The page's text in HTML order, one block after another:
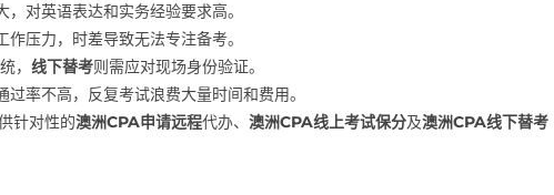
对英语表达和实务经验要求高。
压力，时差导致无法专注备考。
， 线下替考则需应对现场身份验证。
率不高，反复考试浪费大量时间和费用。
针对性的澳洲CPA申请远程代办、 澳洲CPA线上考试保分及澳洲CPA线下替考